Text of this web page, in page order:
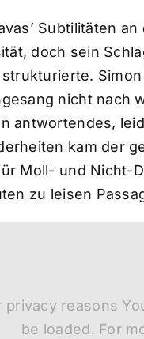
Subtilitäten an
doch sein
strukturierte.
nicht nach
antwortendes,
kam der
Moll- und Nicht-
zu leisen
privacy reasons
be loaded. For